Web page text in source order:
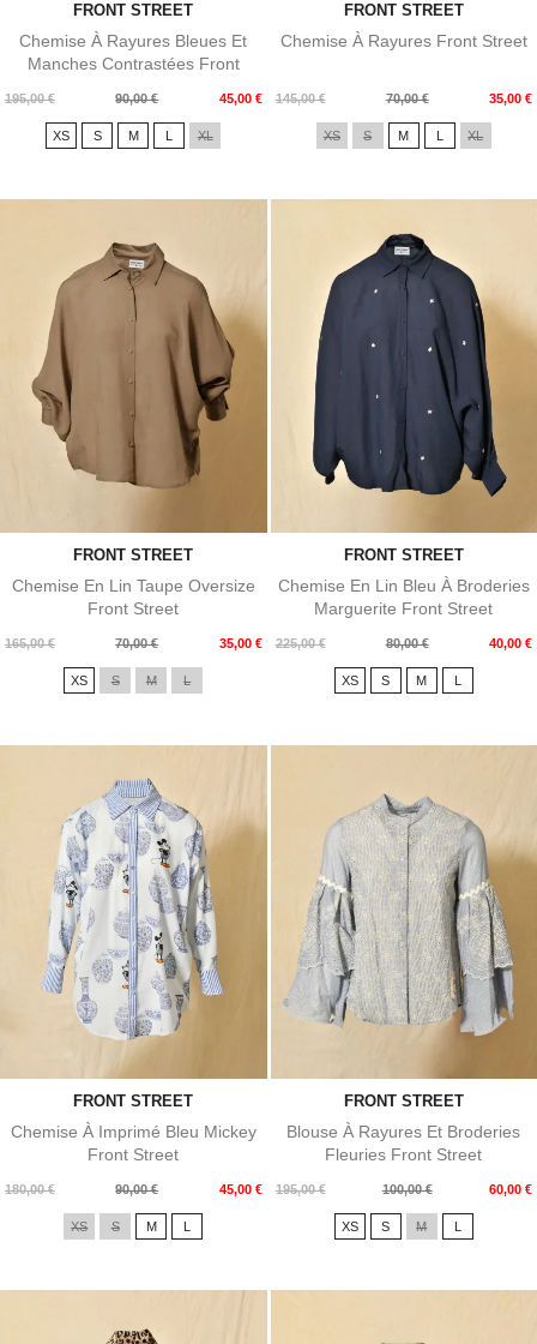
FRONT STREET
Chemise À Rayures Bleues Et
Manches Contrastées Front
195,00 €
Prix
90,00 € 45,00 €
Prix
XS S M L XL
FRONT STREET
Chemise À Rayures Front Street
145,00 €
Prix
70,00 € 35,00 €
Prix
XS S M L XL
FRONT STREET
Chemise En Lin Taupe Oversize
Front Street
165,00 €
Prix
70,00 € 35,00 €
Prix
XS S M L
FRONT STREET
Chemise En Lin Bleu À Broderies
Marguerite Front Street
225,00 €
Prix
80,00 € 40,00 €
Prix
XS S M
FRONT STREET
Chemise À Imprimé Bleu Mickey
Front Street
180,00 €
Prix
90,00 € 45,00 €
Prix
XS S M L
FRONT STREET
Blouse À Rayures Et Broderies
Fleuries Front Street
195,00 €
Prix
100,00 € 60,00 €
Prix
XS S M L